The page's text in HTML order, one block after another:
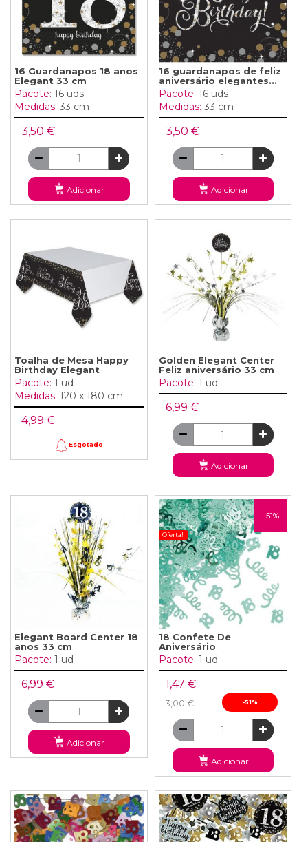
16 Guardanapos 18 anos
Elegant 33 cm
Pacote: 16 uds
Medidas: 33 cm
3,50 €
Adicionar
16 guardanapos de feliz
aniversário elegantes...
Pacote: 16 uds
Medidas: 33 cm
3,50 €
Adicionar
Toalha de Mesa Happy
Birthday Elegant
Pacote: 1 ud
Medidas: 120 x 180 cm
4,99 €
Esgotado
Golden Elegant Center
Feliz aniversário 33 cm
Pacote: 1 ud
6,99 €
Adicionar
Elegant Board Center 18
anos 33 cm
Pacote: 1 ud
6,99 €
Adicionar
-51%
Oferta!
18 Confete De
Aniversário
Pacote: 1 ud
1,47 €
3,00 € -51%
Adicionar